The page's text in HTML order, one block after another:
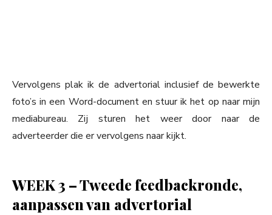
Vervolgens plak ik de advertorial inclusief de bewerkte
foto’s in een Word-document en stuur ik het op naar mijn
mediabureau. Zij sturen het weer door naar de
adverteerder die er vervolgens naar kijkt.
WEEK 3 – Tweede feedbackronde,
aanpassen van advertorial